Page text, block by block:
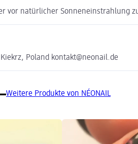
vor natürlicher Sonneneinstrahlung
Poland kontakt@neonail.de
Weitere Produkte von NÉONAIL